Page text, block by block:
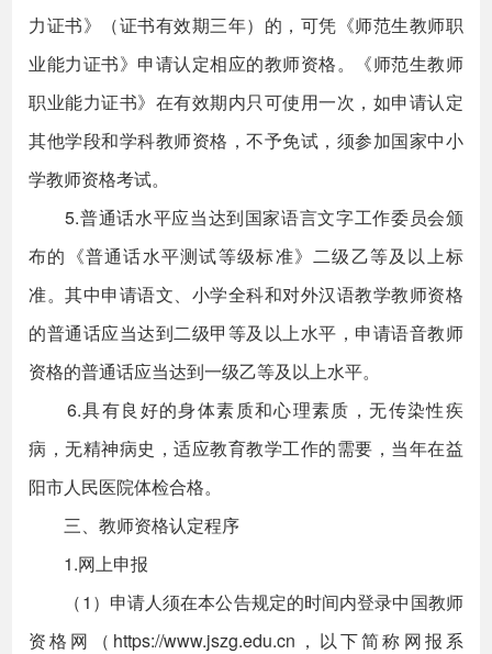
力证书》（证书有效期三年）的，可凭《师范生教师职
业能力证书》申请认定相应的教师资格。《师范生教师
职业能力证书》在有效期内只可使用一次，如申请认定
其他学段和学科教师资格，不予免试，须参加国家中小
学教师资格考试。
5.普通话水平应当达到国家语言文字工作委员会颁
布的《普通话水平测试等级标准》二级乙等及以上标
准。其中申请语文、小学全科和对外汉语教学教师资格
的普通话应当达到二级甲等及以上水平，申请语音教师
资格的普通话应当达到一级乙等及以上水平。
6.具有良好的身体素质和心理素质，无传染性疾
病，无精神病史，适应教育教学工作的需要，当年在益
阳市人民医院体检合格。
三、教师资格认定程序
1.网上申报
（1）申请人须在本公告规定的时间内登录中国教师
资格网（https://www.jszg.edu.cn，以下简称网报系